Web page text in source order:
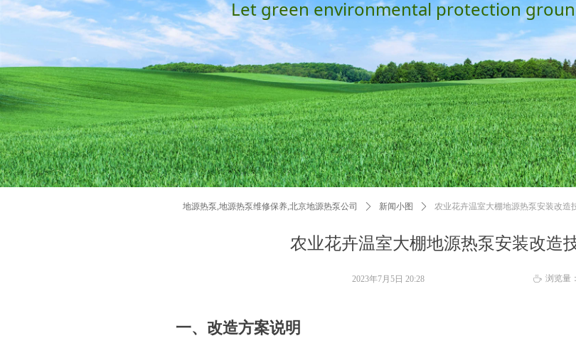
Let green environmental protection
农业花卉温室大棚地源热泵安装改造
地源热泵,地源热泵维修保养,北京地源热泵公司 ꄲ 新闻小图 ꄲ 农业花卉温室大棚地源热泵安装改造
一、改造方案说明
2023年7月5日 20:28 ꄘ 浏览量：